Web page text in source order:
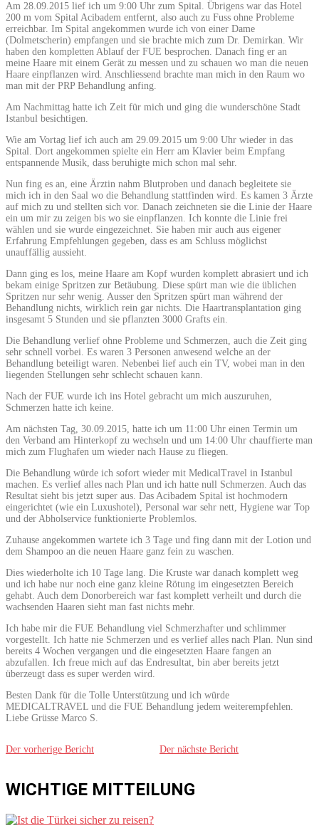
Am 28.09.2015 lief ich um 9:00 Uhr zum Spital. Übrigens war das Hotel
200 m vom Spital Acibadem entfernt, also auch zu Fuss ohne Probleme
erreichbar. Im Spital angekommen wurde ich von einer Dame
(Dolmetscherin) empfangen und sie brachte mich zum Dr. Demirkan. Wir
haben den kompletten Ablauf der FUE besprochen. Danach fing er an
meine Haare mit einem Gerät zu messen und zu schauen wo man die neuen
Haare einpflanzen wird. Anschliessend brachte man mich in den Raum wo
man mit der PRP Behandlung anfing.
Am Nachmittag hatte ich Zeit für mich und ging die wunderschöne Stadt
Istanbul besichtigen.
Wie am Vortag lief ich auch am 29.09.2015 um 9:00 Uhr wieder in das
Spital. Dort angekommen spielte ein Herr am Klavier beim Empfang
entspannende Musik, dass beruhigte mich schon mal sehr.
Nun fing es an, eine Ärztin nahm Blutproben und danach begleitete sie
mich ich in den Saal wo die Behandlung stattfinden wird. Es kamen 3 Ärzte
auf mich zu und stellten sich vor. Danach zeichneten sie die Linie der Haare
ein um mir zu zeigen bis wo sie einpflanzen. Ich konnte die Linie frei
wählen und sie wurde eingezeichnet. Sie haben mir auch aus eigener
Erfahrung Empfehlungen gegeben, dass es am Schluss möglichst
unauffällig aussieht.
Dann ging es los, meine Haare am Kopf wurden komplett abrasiert und ich
bekam einige Spritzen zur Betäubung. Diese spürt man wie die üblichen
Spritzen nur sehr wenig. Ausser den Spritzen spürt man während der
Behandlung nichts, wirklich rein gar nichts. Die Haartransplantation ging
insgesamt 5 Stunden und sie pflanzten 3000 Grafts ein.
Die Behandlung verlief ohne Probleme und Schmerzen, auch die Zeit ging
sehr schnell vorbei. Es waren 3 Personen anwesend welche an der
Behandlung beteiligt waren. Nebenbei lief auch ein TV, wobei man in den
liegenden Stellungen sehr schlecht schauen kann.
Nach der FUE wurde ich ins Hotel gebracht um mich auszuruhen,
Schmerzen hatte ich keine.
Am nächsten Tag, 30.09.2015, hatte ich um 11:00 Uhr einen Termin um
den Verband am Hinterkopf zu wechseln und um 14:00 Uhr chauffierte man
mich zum Flughafen um wieder nach Hause zu fliegen.
Die Behandlung würde ich sofort wieder mit MedicalTravel in Istanbul
machen. Es verlief alles nach Plan und ich hatte null Schmerzen. Auch das
Resultat sieht bis jetzt super aus. Das Acibadem Spital ist hochmodern
eingerichtet (wie ein Luxushotel), Personal war sehr nett, Hygiene war Top
und der Abholservice funktionierte Problemlos.
Zuhause angekommen wartete ich 3 Tage und fing dann mit der Lotion und
dem Shampoo an die neuen Haare ganz fein zu waschen.
Dies wiederholte ich 10 Tage lang. Die Kruste war danach komplett weg
und ich habe nur noch eine ganz kleine Rötung im eingesetzten Bereich
gehabt. Auch dem Donorbereich war fast komplett verheilt und durch die
wachsenden Haaren sieht man fast nichts mehr.
Ich habe mir die FUE Behandlung viel Schmerzhafter und schlimmer
vorgestellt. Ich hatte nie Schmerzen und es verlief alles nach Plan. Nun sind
bereits 4 Wochen vergangen und die eingesetzten Haare fangen an
abzufallen. Ich freue mich auf das Endresultat, bin aber bereits jetzt
überzeugt dass es super werden wird.
Besten Dank für die Tolle Unterstützung und ich würde
MEDICALTRAVEL und die FUE Behandlung jedem weiterempfehlen.
Liebe Grüsse Marco S.
Der vorherige Bericht Der nächste Bericht
WICHTIGE MITTEILUNG